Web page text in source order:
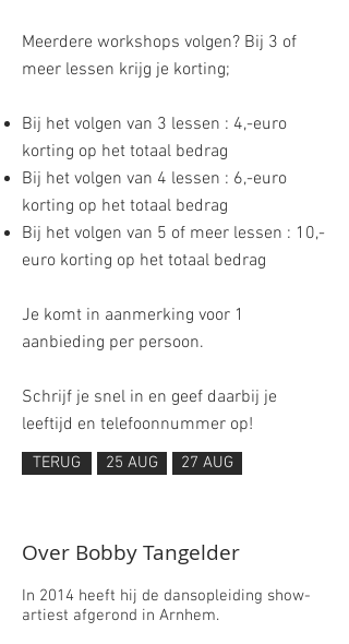
Meerdere workshops volgen? Bij 3 of
meer lessen krijg je korting;
Bij het volgen van 3 lessen : 4,-euro
korting op het totaal bedrag
Bij het volgen van 4 lessen : 6,-euro
korting op het totaal bedrag
Bij het volgen van 5 of meer lessen : 10,-
euro korting op het totaal bedrag
Je komt in aanmerking voor 1
aanbieding per persoon.
Schrijf je snel in en geef daarbij je
leeftijd en telefoonnummer op!
TERUG 25 AUG 27 AUG
Over Bobby Tangelder
In 2014 heeft hij de dansopleiding show-
artiest afgerond in Arnhem.